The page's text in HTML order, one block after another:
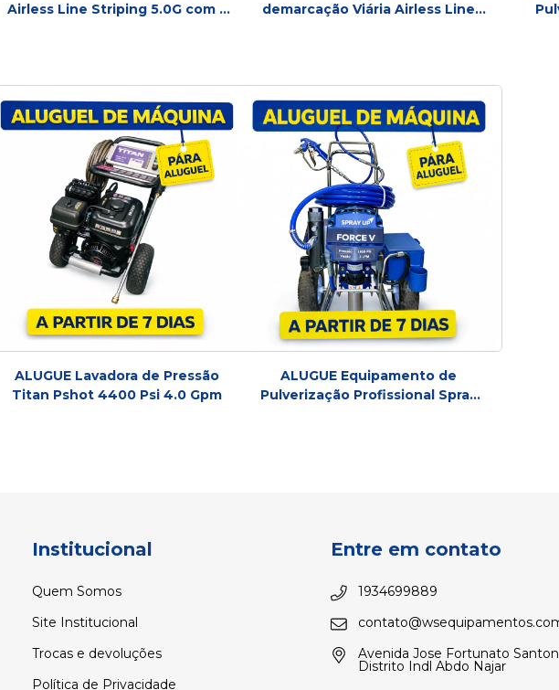
Airless Line Striping 5.0G com 2
demarcação Viária Airless Line
ALUGUE Lavadora de Pressão
Titan Pshot 4400 Psi 4.0 Gpm
ALUGUE Equipamento de
Pulverização Profissional Spray
Institucional
Quem Somos
Site Institucional
Trocas e devoluções
Política de Privacidade
Entre em contato
1934699889
Avenida Jose Fortunato
Distrito Indl Abdo Najar